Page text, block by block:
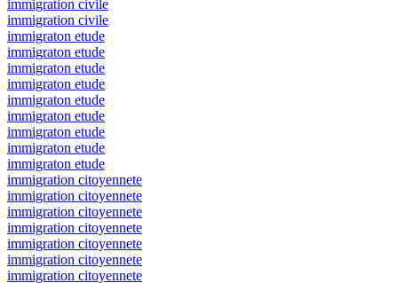
immigration civile
immigration civile
immigraton etude
immigraton etude
immigraton etude
immigraton etude
immigraton etude
immigraton etude
immigraton etude
immigraton etude
immigraton etude
immigration citoyennete
immigration citoyennete
immigration citoyennete
immigration citoyennete
immigration citoyennete
immigration citoyennete
immigration citoyennete